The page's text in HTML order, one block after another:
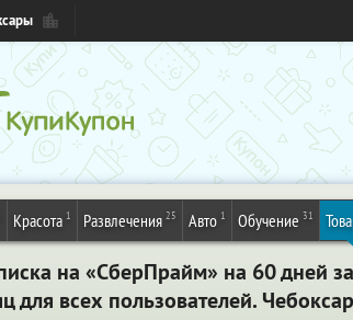
Красота 1 Развлечения 25 Авто 1 Обучение 31
на «СберПрайм» на 60 дней
для всех пользователей.